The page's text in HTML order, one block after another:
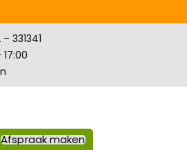
331341
Afspraak maken